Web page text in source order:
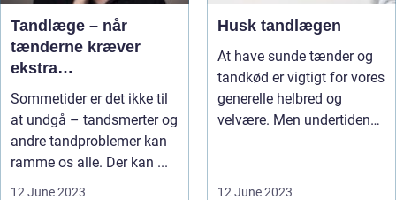
Tandlæge – når
tænderne kræver
ekstra
opmærksomhed
Sommetider er det ikke til
at undgå – tandsmerter og
andre tandproblemer kan
ramme os alle. Der kan ...
12 June 2023
Husk tandlægen
At have sunde tænder og
tandkød er vigtigt for vores
generelle helbred og
velvære. Men undertiden
12 June 2023